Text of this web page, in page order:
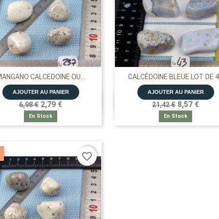
CALCEDOINE OU...
AJOUTER AU PANIER
6,98 € 2,79 €
En Stock
APERÇU RAPIDE
CALCÉDOINE BLEUE LOT DE 4...
AJOUTER AU PANIER
21,42 € 8,57 €
En Stock
APERÇU RAPIDE
favorite_border